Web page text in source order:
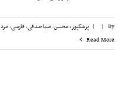
By
|
| پزشکپور،‌ محسن,ضیا صدقی,فارسی,مرد
Read More